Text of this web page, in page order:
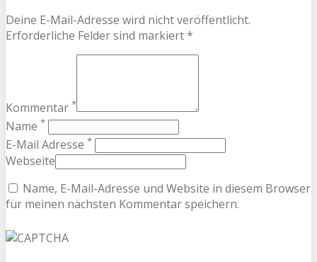
Deine E-Mail-Adresse wird nicht veröffentlicht.
Erforderliche Felder sind markiert *
Kommentar *
Name *
E-Mail Adresse *
Webseite
Name, E-Mail-Adresse und Website in diesem Browser
für meinen nächsten Kommentar speichern.